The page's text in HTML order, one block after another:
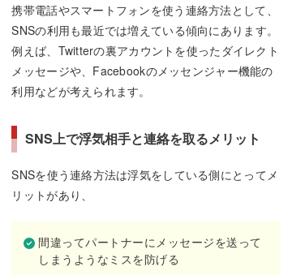
携帯電話やスマートフォンを使う連絡方法として、
SNSの利用も最近では増えている傾向にあります。
例えば、Twitterの裏アカウントを使ったダイレクト
メッセージや、Facebookのメッセンジャー機能の
利用などが考えられます。
SNS上で浮気相手と連絡を取るメリット
SNSを使う連絡方法は浮気をしている側にとってメ
リットがあり、
間違ってパートナーにメッセージを送って
しまうようなミスを防げる